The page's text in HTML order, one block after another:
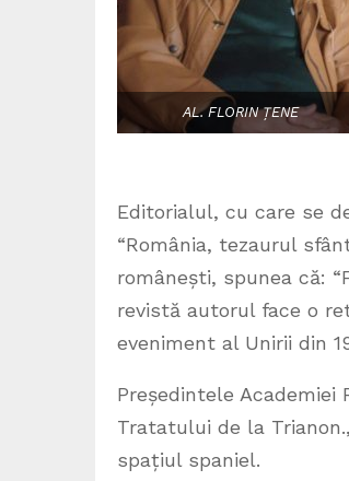
AL. FLORIN ȚENE
Editorialul, cu care se
“România, tezaurul
românești, spunea că:
revistă autorul face o
eveniment al Unirii din
Președintele Academiei
Tratatului de la
spațiul spaniel.